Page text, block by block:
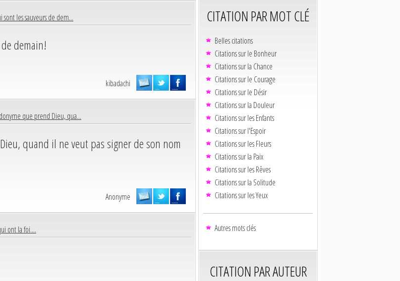
les sauveurs de dem...
demain!
kibadachi
que prend Dieu, qua...
quand il ne veut pas signer de son nom
Anonyme
ont la foi....
CITATION PAR MOT CLÉ
Belles citations
Citations sur le Bonheur
Citations sur la Chance
Citations sur le Courage
Citations sur le Désir
Citations sur la Douleur
Citations sur les Enfants
Citations sur l'Espoir
Citations sur les Fleurs
Citations sur la Paix
Citations sur les Rêves
Citations sur la Solitude
Citations sur les Yeux
Autres mots clés
CITATION PAR AUTEUR